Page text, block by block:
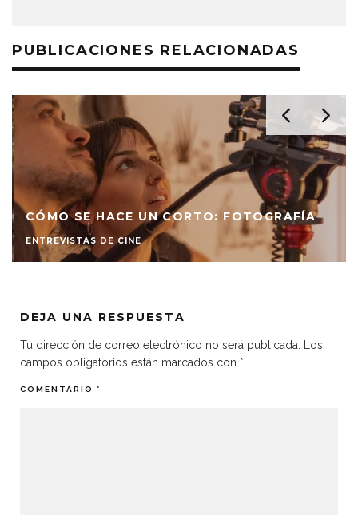
PUBLICACIONES RELACIONADAS
CÓMO SE HACE UN CORTO: FOTOGRAFÍA
ENTREVISTAS DE CINE
DEJA UNA RESPUESTA
Tu dirección de correo electrónico no será publicada. Los
campos obligatorios están marcados con *
COMENTARIO *